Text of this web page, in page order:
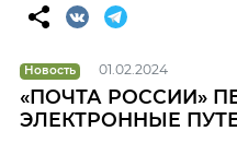
Новость 01.02.2024
«ПОЧТА РОССИИ»
ЭЛЕКТРОННЫЕ